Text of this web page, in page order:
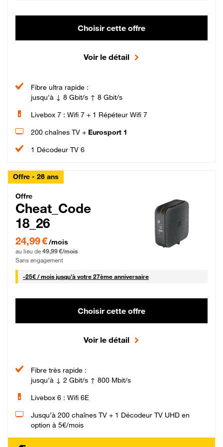
Choisir cette offre
Voir le détail
Fibre ultra rapide :
jusqu'à ↓ 8 Gbit/s ↑ 8 Gbit/s
Livebox 7 : Wifi 7 + 1 Répéteur Wifi 7
200 chaînes TV + Eurosport 1
1 Décodeur TV 6
Offre - 26 ans
Cheat_Code Fibre_18_26
Offre
Cheat_Code
18_26
24,99 € par mois pendant 0 mois puis 49,99 € par mois, Sans engagement
24,99 €/mois
au lieu de 49,99 €/mois
Sans engagement
-25€ / mois25 € par mois
jusqu'à votre 27ème anniversaire
Choisir cette offre
Voir le détail
Fibre très rapide :
jusqu'à ↓ 2 Gbit/s ↑ 800 Mbit/s
Livebox 6 : Wifi 6E
Jusqu’à 200 chaînes TV + 1 Décodeur TV UHD en
option à 5€/mois